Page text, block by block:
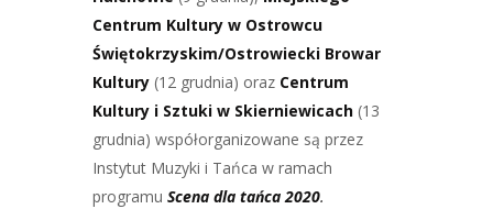
Centrum Kultury w Ostrowcu
Świętokrzyskim/Ostrowiecki Browar
Kultury (12 grudnia) oraz Centrum
Kultury i Sztuki w Skierniewicach (13
grudnia) współorganizowane są przez
Instytut Muzyki i Tańca w ramach
programu Scena dla tańca 2020.